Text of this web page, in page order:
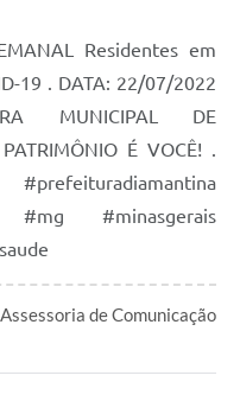
Residentes em
19 . DATA: 22/07/2022
MUNICIPAL DE
É VOCÊ! .
#mg #minasgerais
Assessoria de Comunicação